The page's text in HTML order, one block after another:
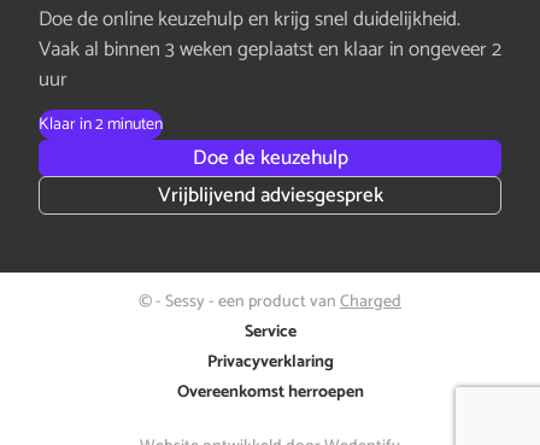
Doe de online keuzehulp en krijg snel duidelijkheid.
Vaak al binnen 3 weken geplaatst en klaar in ongeveer 2
uur
Klaar in 2 minuten
Doe de keuzehulp
Vrijblijvend adviesgesprek
© - Sessy - een product vanCharged
Service
Privacyverklaring
Overeenkomst herroepen